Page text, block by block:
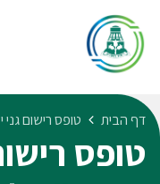
דף הבית טופס רישום
טופס